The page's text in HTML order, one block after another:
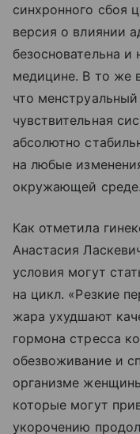
синхронного сбоя
версия о влиянии
безосновательна
медицине. В то же
что
чувствительная
абсолютно
на любые
окружающей среде.
Как отметила
Анастасия
условия могут
на цикл. «Резкие
жара ухудшают
гормона стресса
обезвоживание и
организме
которые могут
укорочению